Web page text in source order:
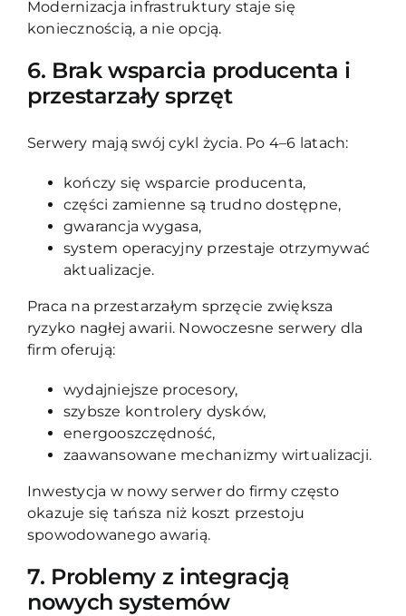
Modernizacja infrastruktury staje się
koniecznością, a nie opcją.
6. Brak wsparcia producenta i
przestarzały sprzęt
Serwery mają swój cykl życia. Po 4–6 latach:
kończy się wsparcie producenta,
części zamienne są trudno dostępne,
gwarancja wygasa,
system operacyjny przestaje otrzymywać
aktualizacje.
Praca na przestarzałym sprzęcie zwiększa
ryzyko nagłej awarii. Nowoczesne serwery dla
firm oferują:
wydajniejsze procesory,
szybsze kontrolery dysków,
energooszczędność,
zaawansowane mechanizmy wirtualizacji.
Inwestycja w nowy serwer do firmy często
okazuje się tańsza niż koszt przestoju
spowodowanego awarią.
7. Problemy z integracją
nowych systemów